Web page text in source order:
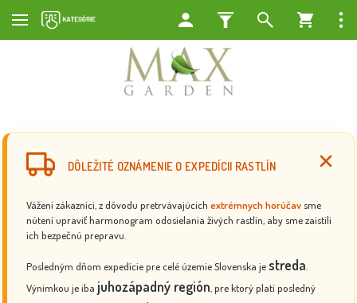
DÔLEŽITÉ OZNÁMENIE O EXPEDÍCII RASTLÍN
Vážení zákazníci, z dôvodu pretrvávajúcich extrémnych horúčav sme
nútení upraviť harmonogram odosielania živých rastlín, aby sme zaistili
ich bezpečnú prepravu.
Posledným dňom expedície pre celé územie Slovenska jestreda
Výnimkou je iba juhozápadný región , pre ktorý platí posledný